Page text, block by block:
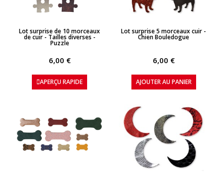
APERÇU RAPIDE
Lot surprise de 10 morceaux
de cuir - Tailles diverses -
Puzzle
6,00 €
APERÇU RAPIDE
APERÇU RAPIDE
Lot surprise 5 morceaux cuir -
Chien Bouledogue
6,00 €
AJOUTER AU PANIER